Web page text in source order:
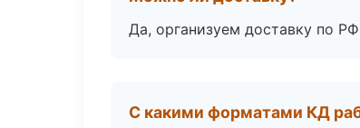
Да, организуем доставку по
С какими форматами КД